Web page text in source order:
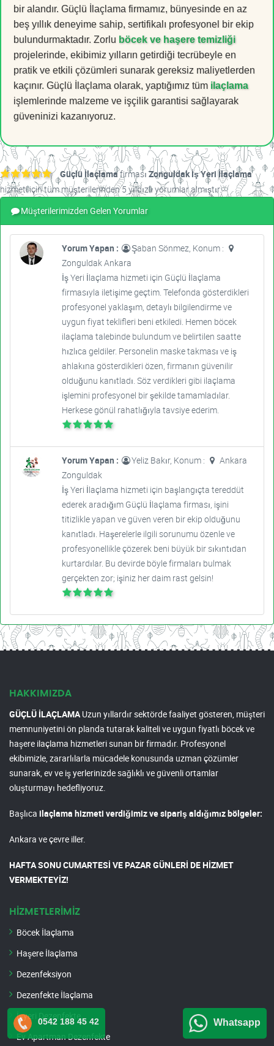
bir alandır. Güçlü İlaçlama firmamız, bünyesinde en az
beş yıllık deneyime sahip, sertifikalı profesyonel bir ekip
bulundurmaktadır. Zorlu böcek ve haşere temizliği
projelerinde, ekibimiz yılların getirdiği tecrübeyle en
pratik ve etkili çözümleri sunarak gereksiz maliyetlerden
kaçınır. Güçlü İlaçlama olarak, yaptığımız tüm ilaçlama
işlemlerinde malzeme ve işçilik garantisi sağlayarak
güveninizi kazanıyoruz.
Güçlü İlaçlamafirmasıZonguldak İş Yeri İlaçlama
hizmeti için tüm müşterilerinden 5 yıldızlı yorumlar almıştır.
Müşterilerimizden Gelen Yorumlar
Yorum Yapan :
Şaban Sönmez, Konum :
Zonguldak Ankara
İş Yeri İlaçlama hizmeti için Güçlü İlaçlama
firmasıyla iletişime geçtim. Telefonda gösterdikleri
profesyonel yaklaşım, detaylı bilgilendirme ve
uygun fiyat teklifleri beni etkiledi. Hemen böcek
ilaçlama talebinde bulundum ve belirtilen saatte
hızlıca geldiler. Personelin maske takması ve iş
ahlakına gösterdikleri özen, firmanın güvenilir
olduğunu kanıtladı. Söz verdikleri gibi ilaçlama
işlemini profesyonel bir şekilde tamamladılar.
Herkese gönül rahatlığıyla tavsiye ederim.
Yorum Yapan : Yeliz Bakır, Konum :
Ankara
Zonguldak
İş Yeri İlaçlama hizmeti için başlangıçta tereddüt
ederek aradığım Güçlü İlaçlama firması, işini
titizlikle yapan ve güven veren bir ekip olduğunu
kanıtladı. Haşerelerle ilgili sorunumu özenle ve
profesyonellikle çözerek beni büyük bir sıkıntıdan
kurtardılar. Bu devirde böyle firmaları bulmak
gerçekten zor; işiniz her daim rast gelsin!
HAKKIMIZDA
GÜÇLÜ İLAÇLAMAUzun yıllardır sektörde faaliyet gösteren, müşteri
memnuniyetini ön planda tutarak kaliteli ve uygun fiyatlı böcek ve
haşere ilaçlama hizmetleri sunan bir firmadır. Profesyonel
ekibimizle, zararlılarla mücadele konusunda uzman çözümler
sunarak, ev ve iş yerlerinizde sağlıklı ve güvenli ortamlar
oluşturmayı hedefliyoruz.
Başlıca ilaçlama hizmeti verdiğimiz ve sipariş aldığımız bölgeler:
Ankara ve çevre iller.
HAFTA SONU CUMARTESİ VE PAZAR GÜNLERİ DE HİZMET
VERMEKTEYİZ!
HİZMETLERİMİZ
Böcek İlaçlama
Haşere İlaçlama
Dezenfeksiyon
Dezenfekte İlaçlama
İşyeri Dezenfekte
Ev Apartman Dezenfekte
0542 188 45 42 Whatsapp